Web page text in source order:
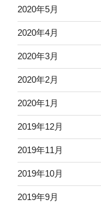
2020年5月
2020年4月
2020年3月
2020年2月
2020年1月
2019年12月
2019年11月
2019年10月
2019年9月